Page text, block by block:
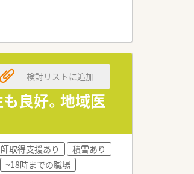
良好。地域医
検討リストに追加
取得支援あり
積雪あり
~18時までの職場